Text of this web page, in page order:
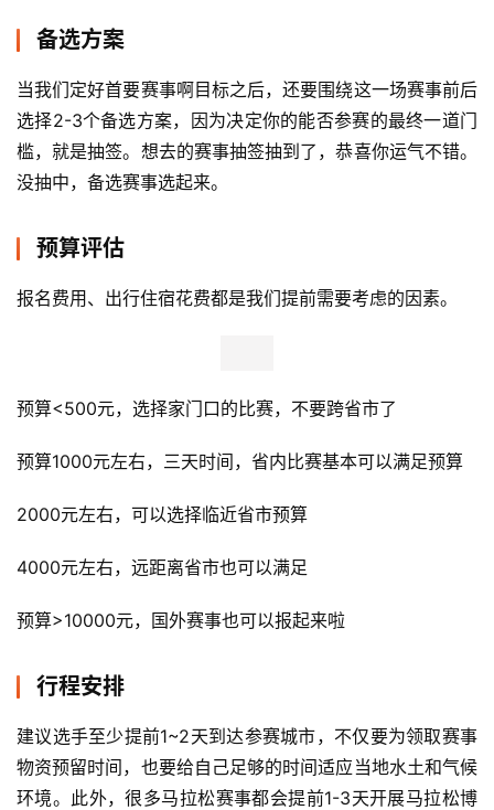
备选方案
当我们定好首要赛事啊目标之后，还要围绕这一场赛事前后
选择2-3个备选方案，因为决定你的能否参赛的最终一道门
槛，就是抽签。想去的赛事抽签抽到了，恭喜你运气不错。
没抽中，备选赛事选起来。
预算评估
报名费用、出行住宿花费都是我们提前需要考虑的因素。
预算<500元，选择家门口的比赛，不要跨省市了
预算1000元左右，三天时间，省内比赛基本可以满足预算
2000元左右，可以选择临近省市预算
4000元左右，远距离省市也可以满足
预算>10000元，国外赛事也可以报起来啦
行程安排
建议选手至少提前1~2天到达参赛城市，不仅要为领取赛事
物资预留时间，也要给自己足够的时间适应当地水土和气候
环境。此外，很多马拉松赛事都会提前1-3天开展马拉松博